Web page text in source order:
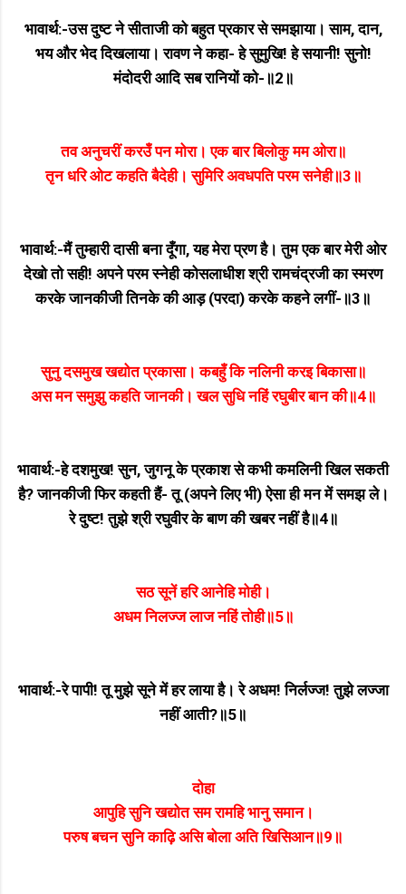
भावार्थ:-उस दुष्ट ने सीताजी को बहुत प्रकार से समझाया। साम, दान,
भय और भेद दिखलाया। रावण ने कहा- हे सुमुखि! हे सयानी! सुनो!
मंदोदरी आदि सब रानियों को-॥2॥
तव अनुचरीं करउँ पन मोरा। एक बार बिलोकु मम ओरा॥
तृन धरि ओट कहति बैदेही। सुमिरि अवधपति परम सनेही॥3॥
भावार्थ:-मैं तुम्हारी दासी बना दूँगा, यह मेरा प्रण है। तुम एक बार मेरी ओर
देखो तो सही! अपने परम स्नेही कोसलाधीश श्री रामचंद्रजी का स्मरण
करके जानकीजी तिनके की आड़ (परदा) करके कहने लगीं-॥3॥
सुनु दसमुख खद्योत प्रकासा। कबहुँ कि नलिनी करइ बिकासा॥
अस मन समुझु कहति जानकी। खल सुधि नहिं रघुबीर बान की॥4॥
भावार्थ:-हे दशमुख! सुन, जुगनू के प्रकाश से कभी कमलिनी खिल सकती
है? जानकीजी फिर कहती हैं- तू (अपने लिए भी) ऐसा ही मन में समझ ले।
रे दुष्ट! तुझे श्री रघुवीर के बाण की खबर नहीं है॥4॥
सठ सूनें हरि आनेहि मोही।
अधम निलज्ज लाज नहिं तोही॥5॥
भावार्थ:-रे पापी! तू मुझे सूने में हर लाया है। रे अधम! निर्लज्ज! तुझे लज्जा
नहीं आती?॥5॥
दोहा
आपुहि सुनि खद्योत सम रामहि भानु समान।
परुष बचन सुनि काढ़ि असि बोला अति खिसिआन॥9॥